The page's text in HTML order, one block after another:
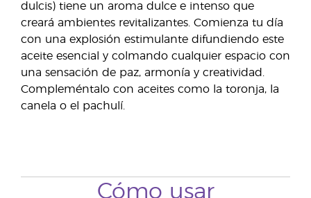
dulcis) tiene un aroma dulce e intenso que
creará ambientes revitalizantes. Comienza tu día
con una explosión estimulante difundiendo este
aceite esencial y colmando cualquier espacio con
una sensación de paz, armonía y creatividad.
Compleméntalo con aceites como la toronja, la
canela o el pachulí.
Cómo usar